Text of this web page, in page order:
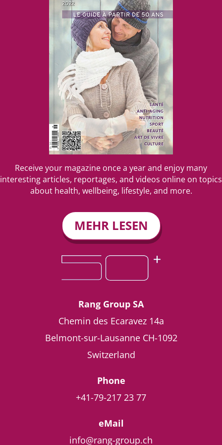
Receive your magazine once a year and enjoy many
interesting articles, reportages, and videos online on topics
about health, wellbeing, lifestyle, and more.
MEHR LESEN
Rang Group SA
Chemin des Ecaravez 14a
Belmont-sur-Lausanne CH-1092
Switzerland
Phone
+41-79-217 23 77
eMail
info@rang-group.ch